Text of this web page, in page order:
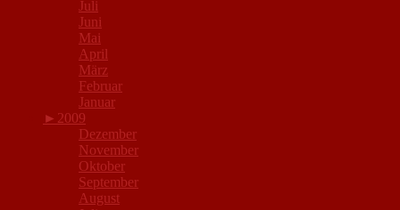
Juli
Juni
Mai
April
März
Februar
Januar
► 2009
Dezember
November
Oktober
September
August